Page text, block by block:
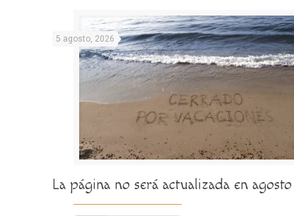
5 agosto, 2026
La página no será actualizada en agosto